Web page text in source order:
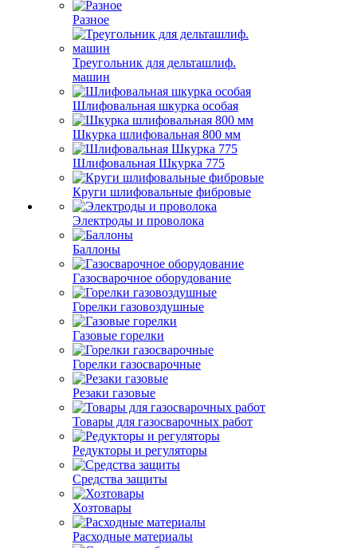
Разное
Треугольник для дельташлиф.
машин
Шлифовальная шкурка особая
Шкурка шлифовальная 800 мм
Шлифовальная Шкурка 775
Круги шлифовальные фибровые
Электроды и проволока
Баллоны
Газосварочное оборудование
Горелки газовоздушные
Газовые горелки
Горелки газосварочные
Резаки газовые
Товары для газосварочных работ
Редукторы и регуляторы
Средства защиты
Хозтовары
Расходные материалы